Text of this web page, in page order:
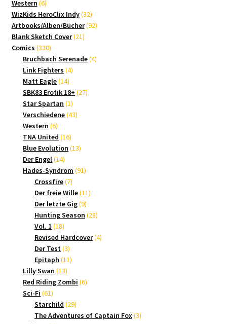
Western 66
Produkte
WizKids HeroClix Indy 3232
Produkte
Artbooks/Alben/Bücher 9292
Blank Sketch Cover 2121
Comics 330330
Produkte
Bruchbach Serenade 44
Link Fighters 44
Matt Eagle 1414
Produkte
SBK83 Erotik 18+ 2727
Star Spartan 11
Produkt
Verschiedene 4343
Western 66
Produkte
TNA United 1616
Produkte
Blue Evolution 1313
Der Engel 1414
Produkte
Hades-Syndrom 9191
Crossfire 77
Produkte
Der freie Wille 1111
Der letzte Gig 99
Produkte
Hunting Season 2828
Vol. 1 1818
Produkte
Revised Hardcover 44
Der Test 33
Produkte
Epitaph 1111
Lilly Swan 1313
Produkte
Red Riding Zombi 66
Sci-Fi 6161
Produkte
Starchild 2929
Produkte
The Adventures of Captain Fox 33